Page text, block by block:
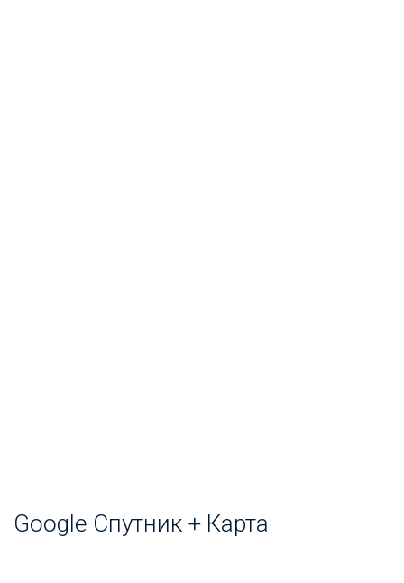
Google Спутник + Карта